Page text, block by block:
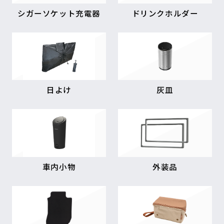
シガーソケット充電器 ドリンクホルダー
日よけ 灰皿
車内小物 外装品